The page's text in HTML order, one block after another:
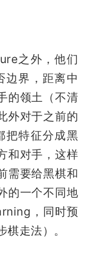
之外，他们
边界，距离中
的领土（不清
外对于之前的
把特征分成黑
和对手，这样
需要给黑棋和
的一个不同地
，同时预
棋走法）。